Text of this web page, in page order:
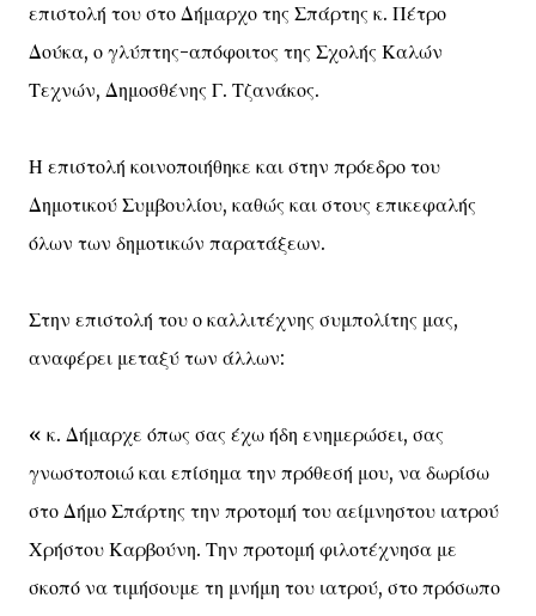
επιστολή του στο Δήμαρχο της Σπάρτης κ. Πέτρο
Δούκα, ο γλύπτης-απόφοιτος της Σχολής Καλών
Τεχνών, Δημοσθένης Γ. Τζανάκος.
Η επιστολή κοινοποιήθηκε και στην πρόεδρο του
Δημοτικού Συμβουλίου, καθώς και στους επικεφαλής
όλων των δημοτικών παρατάξεων.
Στην επιστολή του ο καλλιτέχνης συμπολίτης μας,
αναφέρει μεταξύ των άλλων:
« κ. Δήμαρχε όπως σας έχω ήδη ενημερώσει, σας
γνωστοποιώ και επίσημα την πρόθεσή μου, να δωρίσω
στο Δήμο Σπάρτης την προτομή του αείμνηστου ιατρού
Χρήστου Καρβούνη. Την προτομή φιλοτέχνησα με
σκοπό να τιμήσουμε τη μνήμη του ιατρού, στο πρόσωπο